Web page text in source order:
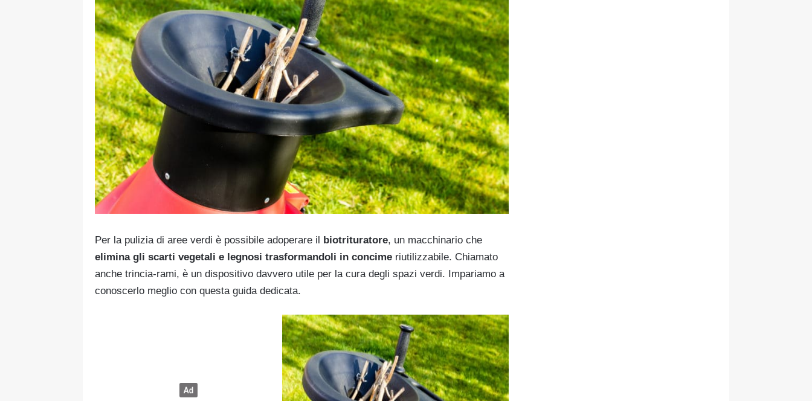
Per la pulizia di aree verdi è possibile adoperare il biotrituratore, un macchinario che
elimina gli scarti vegetali e legnosi trasformandoli in concime riutilizzabile. Chiamato
anche trincia-rami, è un dispositivo davvero utile per la cura degli spazi verdi. Impariamo a
conoscerlo meglio con questa guida dedicata.